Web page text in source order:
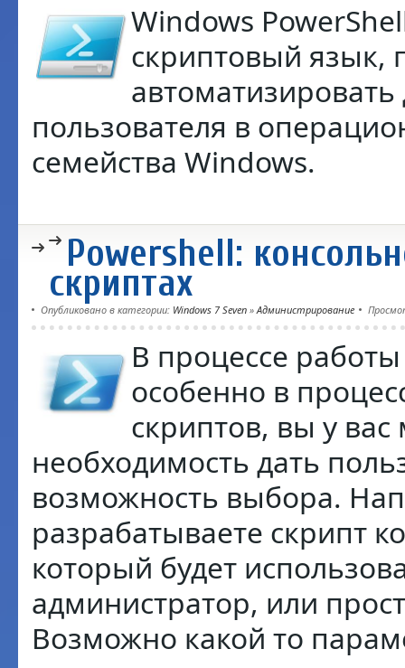
Windows
скриптовый
автоматизировать
пользователя в
семейства Windows.
Powershell:
скриптах
Опубликовано в категории: Windows 7 Seven »Администрирование
В процессе
особенно в
скриптов, вы у
необходимость дать
возможность выбора.
разрабатываете скрипт
который будет
администратор, или
Возможно какой то